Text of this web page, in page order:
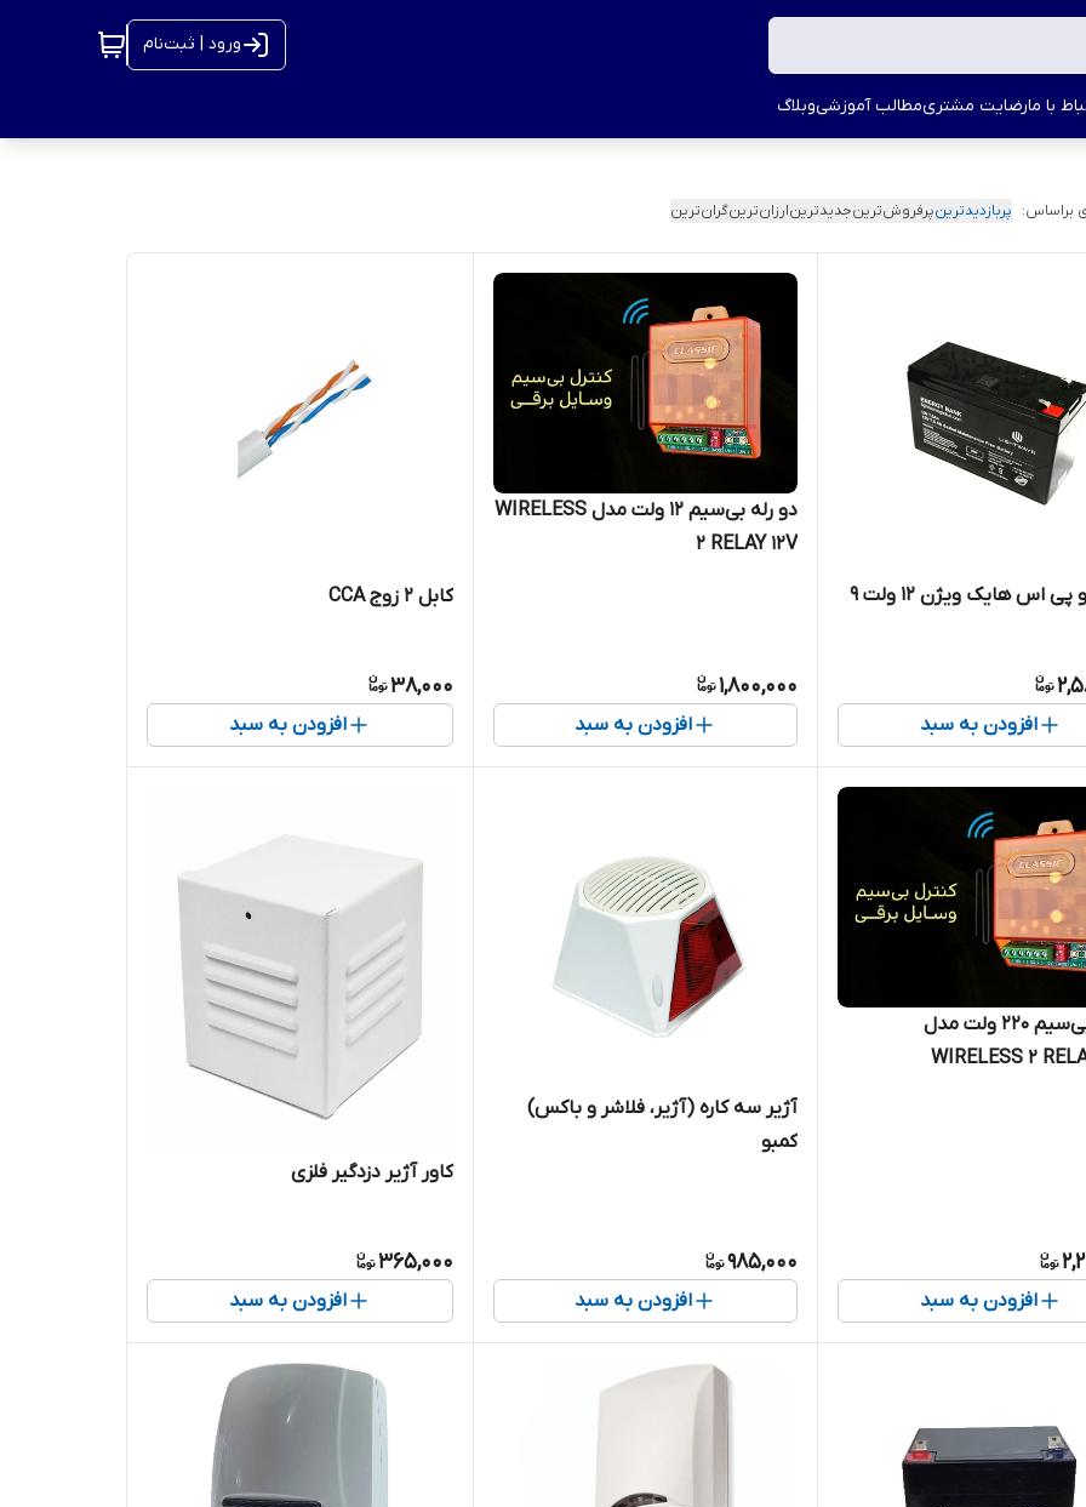
ورود | ثبت‌نام
با مارضایت مشتریمطالب آموزشیوبلاگ
براساس: پربازدیدترینپرفروش‌ترینجدیدترینارزان‌ترینگران‌ترین
باتری یو پی اس هایک ویژن 12 ولت 9
افزودن به سبد
دو رله بی‌سیم ۱۲ ولت مدل WIRELESS
2 RELAY 12V
1,800,000
افزودن به سبد
کابل 2 زوج CCA
38,000
افزودن به سبد
دو رله بی‌سیم ۲۲۰ ولت مدل
WIRELESS 2
افزودن به سبد
آژیر سه کاره (آژیر، فلاشر و باکس)
کمبو
985,000
افزودن به سبد
کاور آژیر دزدگیر فلزی
365,000
افزودن به سبد